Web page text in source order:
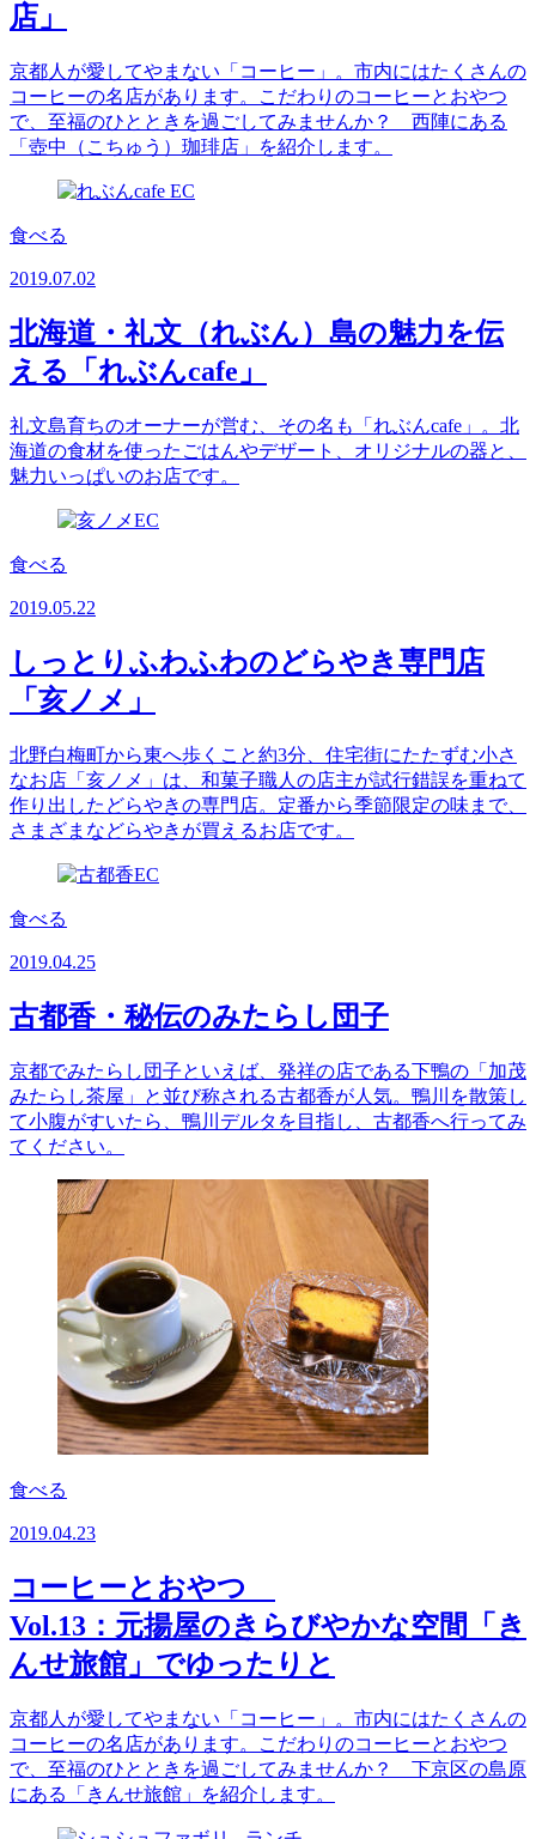
店」
京都人が愛してやまない「コーヒー」。市内にはたくさんの
コーヒーの名店があります。こだわりのコーヒーとおやつ
で、至福のひとときを過ごしてみませんか？ 西陣にある
「壺中（こちゅう）珈琲店」を紹介します。
食べる
2019.07.02
北海道・礼文（れぶん）島の魅力を伝
える「れぶんcafe」
礼文島育ちのオーナーが営む、その名も「れぶんcafe」。北
海道の食材を使ったごはんやデザート、オリジナルの器と、
魅力いっぱいのお店です。
食べる
2019.05.22
しっとりふわふわのどらやき専門店
「亥ノメ」
北野白梅町から東へ歩くこと約3分、住宅街にたたずむ小さ
なお店「亥ノメ」は、和菓子職人の店主が試行錯誤を重ねて
作り出したどらやきの専門店。定番から季節限定の味まで、
さまざまなどらやきが買えるお店です。
食べる
2019.04.25
古都香・秘伝のみたらし団子
京都でみたらし団子といえば、発祥の店である下鴨の「加茂
みたらし茶屋」と並び称される古都香が人気。鴨川を散策し
て小腹がすいたら、鴨川デルタを目指し、古都香へ行ってみ
てください。
食べる
2019.04.23
コーヒーとおやつ
Vol.13：元揚屋のきらびやかな空間「き
んせ旅館」でゆったりと
京都人が愛してやまない「コーヒー」。市内にはたくさんの
コーヒーの名店があります。こだわりのコーヒーとおやつ
で、至福のひとときを過ごしてみませんか？ 下京区の島原
にある「きんせ旅館」を紹介します。